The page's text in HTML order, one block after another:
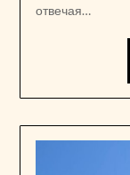
отвечая…